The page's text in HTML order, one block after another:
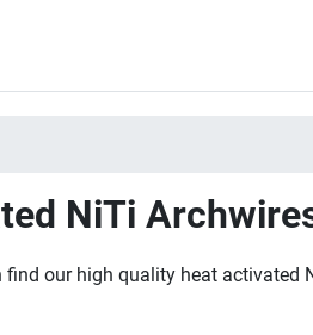
NiTi
find our high quality heat